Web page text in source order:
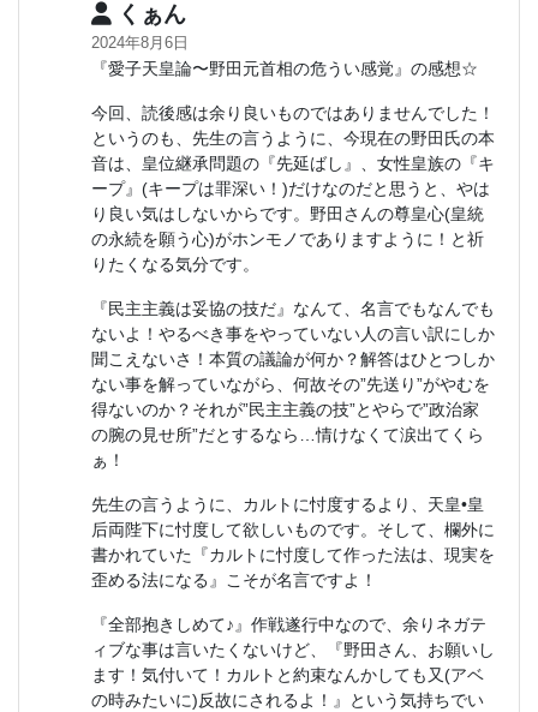
くぁん
2024年8月6日
『愛子天皇論〜野田元首相の危うい感覚』の感想☆
今回、読後感は余り良いものではありませんでした！
というのも、先生の言うように、今現在の野田氏の本
音は、皇位継承問題の『先延ばし』、女性皇族の『キ
ープ』(キープは罪深い！)だけなのだと思うと、やは
り良い気はしないからです。野田さんの尊皇心(皇統
の永続を願う心)がホンモノでありますように！と祈
りたくなる気分です。
『民主主義は妥協の技だ』なんて、名言でもなんでも
ないよ！やるべき事をやっていない人の言い訳にしか
聞こえないさ！本質の議論が何か？解答はひとつしか
ない事を解っていながら、何故その”先送り”がやむを
得ないのか？それが”民主主義の技”とやらで”政治家
の腕の見せ所”だとするなら…情けなくて涙出てくら
ぁ！
先生の言うように、カルトに忖度するより、天皇•皇
后両陛下に忖度して欲しいものです。そして、欄外に
書かれていた『カルトに忖度して作った法は、現実を
歪める法になる』こそが名言ですよ！
『全部抱きしめて♪』作戦遂行中なので、余りネガテ
ィブな事は言いたくないけど、『野田さん、お願いし
ます！気付いて！カルトと約束なんかしても又(アベ
の時みたいに)反故にされるよ！』という気持ちでい